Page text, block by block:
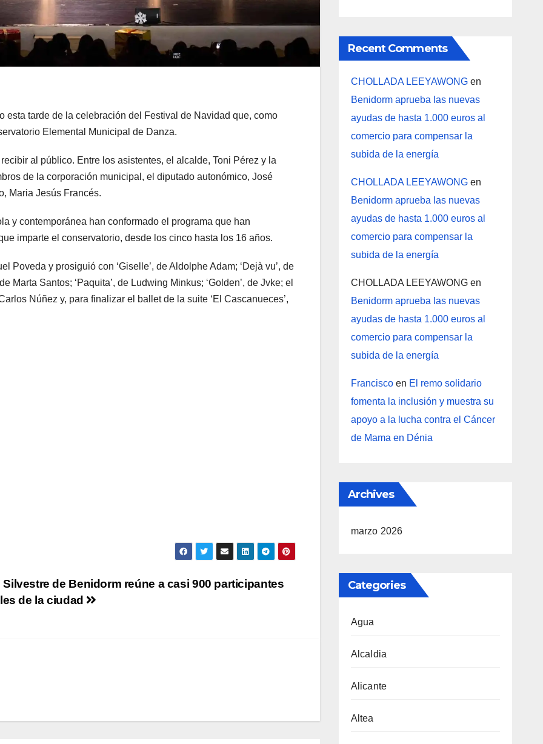
esta tarde de la celebración del Festival de Navidad que, como
Elemental Municipal de Danza.
al público. Entre los asistentes, el alcalde, Toni Pérez y la
de la corporación municipal, el diputado autonómico, José
Maria Jesús Francés.
y contemporánea han conformado el programa que han
imparte el conservatorio, desde los cinco hasta los 16 años.
Poveda y prosiguió con ‘Giselle’, de Aldolphe Adam; ‘Dejà vu’, de
Marta Santos; ‘Paquita’, de Ludwing Minkus; ‘Golden’, de Jvke; el
Núñez y, para finalizar el ballet de la suite ‘El Cascanueces’,
Silvestre de Benidorm reúne a casi 900 participantes
de la ciudad
Recent Comments
CHOLLADA LEEYAWONGen
Benidorm aprueba las nuevas
ayudas de hasta 1.000 euros al
comercio para compensar la
subida de la energía
CHOLLADA LEEYAWONGen
Benidorm aprueba las nuevas
ayudas de hasta 1.000 euros al
comercio para compensar la
subida de la energía
CHOLLADA LEEYAWONGen
Benidorm aprueba las nuevas
ayudas de hasta 1.000 euros al
comercio para compensar la
subida de la energía
Franciscoen El remo solidario
fomenta la inclusión y muestra su
apoyo a la lucha contra el Cáncer
de Mama en Dénia
Archives
marzo 2026
Categories
Agua
Alcaldia
Alicante
Altea